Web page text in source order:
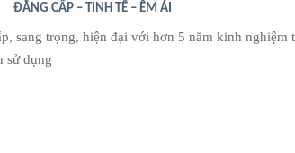
ĐẲNG CẤP – TINH TẾ – ÊM ÁI
sang trọng, hiện đại với hơn 5 năm kinh
sử dụng